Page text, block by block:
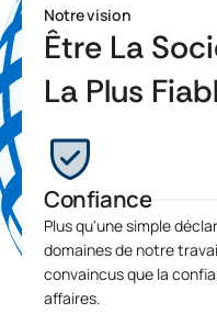
Notre vision
Être La
La Plus
Confiance
Plus qu'une simple
domaines de notre
convaincus que la
affaires.